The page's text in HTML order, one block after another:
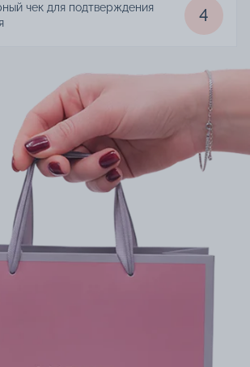
чек для подтверждения
4